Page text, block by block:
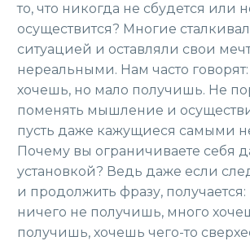
то, что никогда не сбудется или
осуществится? Многие
ситуацией и оставляли свои
нереальными. Нам часто
хочешь, но мало получишь. Не
поменять мышление и
пусть даже кажущиеся самыми
Почему вы ограничиваете себя
установкой? Ведь даже если
и продолжить фразу,
ничего не получишь, много
получишь, хочешь чего-то